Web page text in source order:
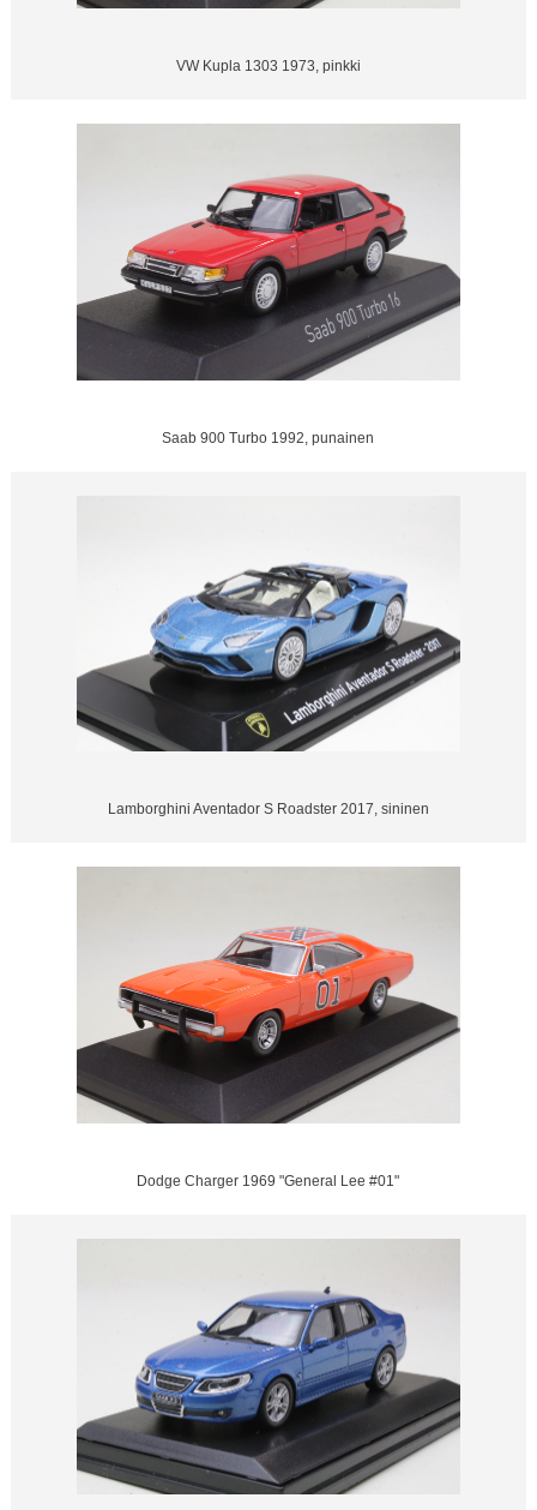
VW Kupla 1303 1973, pinkki
Saab 900 Turbo 1992, punainen
Lamborghini Aventador S Roadster 2017, sininen
Dodge Charger 1969 "General Lee #01"